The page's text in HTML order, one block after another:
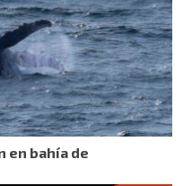
en bahía de